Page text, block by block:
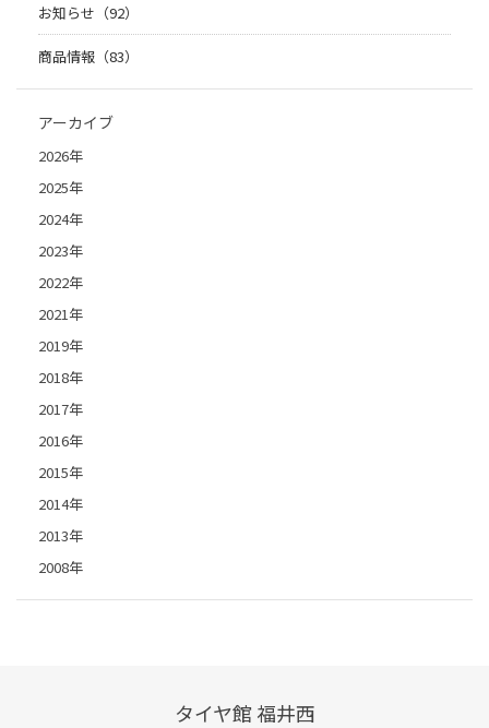
お知らせ（92）
商品情報（83）
アーカイブ
2026年
2025年
2024年
2023年
2022年
2021年
2019年
2018年
2017年
2016年
2015年
2014年
2013年
2008年
タイヤ館 福井西